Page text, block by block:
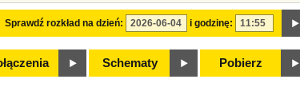
Sprawdź rozkład na dzień: i godzinę:
Schematy Pobierz